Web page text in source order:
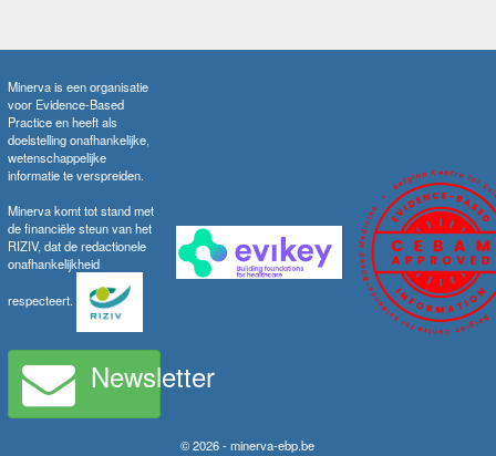
Minerva is een organisatie
voor Evidence-Based
Practice en heeft als
doelstelling onafhankelijke,
wetenschappelijke
informatie te verspreiden.
Minerva komt tot stand met
de financiële steun van het
RIZIV, dat de redactionele
onafhankelijkheid
respecteert.
Newsletter
© 2026 - minerva-ebp.be